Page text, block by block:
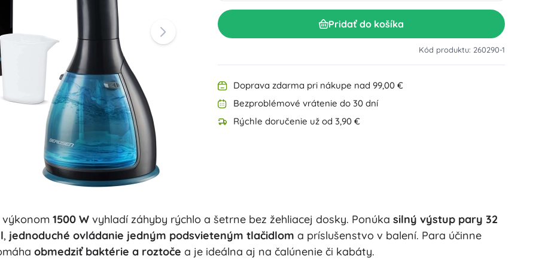
Výbava pre najmenších
Dekorácie
Bezpečnosť
Organizácia
Nočné osvetlenie
Doplnky k umývadlu
Doplnky na WC
Škola
Párty
Hračky do vody Knihy
Grilovanie
Pridať do košíka
Kód produktu: 260290-1
Doprava zdarma pri nákupe nad 99,00 €
Bezproblémové vrátenie do 30 dní
Rýchle doručenie už od 3,90 €
výkonom 1500 W vyhladí záhyby rýchlo a šetrne bez žehliacej dosky. Ponúka silný výstup pary 32
, jednoduché ovládanie jedným podsvieteným tlačidlom a príslušenstvo v balení. Para účinne
obmedziť baktérie a roztoče a je ideálna aj na čalúnenie či kabáty.